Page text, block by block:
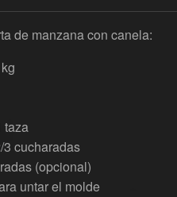
de manzana con canela:
taza
cucharadas
(opcional)
untar el molde